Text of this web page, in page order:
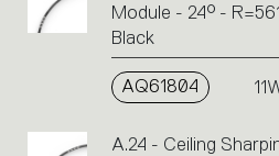
Module - 24° -
Black
AQ61804
A.24 - Ceiling